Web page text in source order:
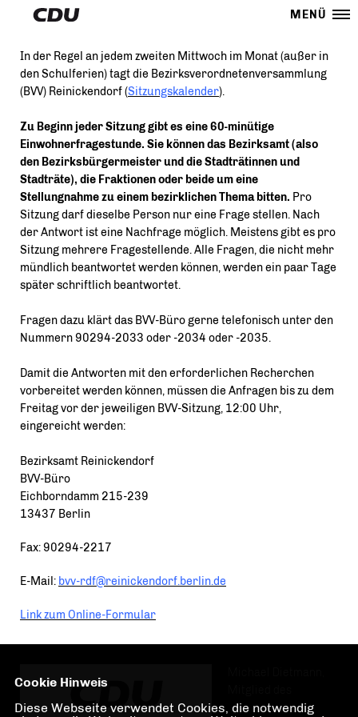
MENÜ
In der Regel an jedem zweiten Mittwoch im Monat (außer in
den Schulferien) tagt die Bezirksverordnetenversammlung
(BVV) Reinickendorf (Sitzungskalender).
Zu Beginn jeder Sitzung gibt es eine 60-minütige
Einwohnerfragestunde. Sie können das Bezirksamt (also
den Bezirksbürgermeister und die Stadträtinnen und
Stadträte), die Fraktionen oder beide um eine
Stellungnahme zu einem bezirklichen Thema bitten. Pro
Sitzung darf dieselbe Person nur eine Frage stellen. Nach
der Antwort ist eine Nachfrage möglich. Meistens gibt es pro
Sitzung mehrere Fragestellende. Alle Fragen, die nicht mehr
mündlich beantwortet werden können, werden ein paar Tage
später schriftlich beantwortet.
Fragen dazu klärt das BVV-Büro gerne telefonisch unter den
Nummern 90294-2033 oder -2034 oder -2035.
Damit die Antworten mit den erforderlichen Recherchen
vorbereitet werden können, müssen die Anfragen bis zu dem
Freitag vor der jeweiligen BVV-Sitzung, 12:00 Uhr,
eingereicht werden:
Bezirksamt Reinickendorf
BVV-Büro
Eichborndamm 215-239
13437 Berlin
Fax: 90294-2217
E-Mail: bvv-rdf@reinickendorf.berlin.de
Link zum Online-Formular
Cookie Hinweis
Diese Webseite verwendet Cookies, die notwendig